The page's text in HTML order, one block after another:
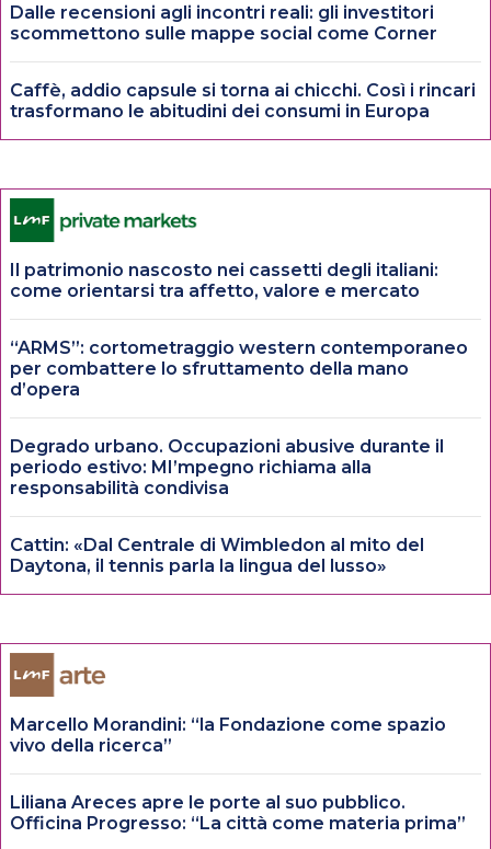
Dalle recensioni agli incontri reali: gli investitori
scommettono sulle mappe social come Corner
Caffè, addio capsule si torna ai chicchi. Così i rincari
trasformano le abitudini dei consumi in Europa
Il patrimonio nascosto nei cassetti degli italiani:
come orientarsi tra affetto, valore e mercato
“ARMS”: cortometraggio western contemporaneo
per combattere lo sfruttamento della mano
d’opera
Degrado urbano. Occupazioni abusive durante il
periodo estivo: MI’mpegno richiama alla
responsabilità condivisa
Cattin: «Dal Centrale di Wimbledon al mito del
Daytona, il tennis parla la lingua del lusso»
Marcello Morandini: “la Fondazione come spazio
vivo della ricerca”
Liliana Areces apre le porte al suo pubblico.
Officina Progresso: “La città come materia prima”